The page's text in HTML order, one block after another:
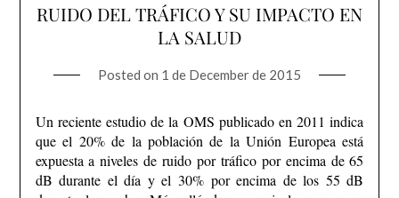
RUIDO DEL TRÁFICO Y SU IMPACTO EN
LA SALUD
Posted on 1 de December de 2015
Un reciente estudio de la OMS publicado en 2011 indica
que el 20% de la población de la Unión Europea está
expuesta a niveles de ruido por tráfico por encima de 65
dB durante el día y el 30% por encima de los 55 dB